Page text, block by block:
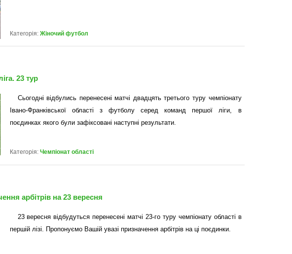
Категорія: Жіночий футбол
23 тур
Сьогодні відбулись перенесені матчі двадцять третього туру чемпіонату
Івано-Франківської області з футболу серед команд першої ліги, в
поєдинках якого були зафіксовані наступні результати.
Категорія: Чемпіонат області
арбітрів на 23 вересня
23 вересня відбудуться перенесені матчі 23-го туру чемпіонату області в
першій лізі. Пропонуємо Вашій увазі призначення арбітрів на ці поєдинки.